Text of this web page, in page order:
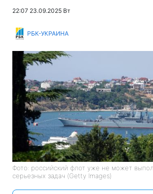
22:07 23.09.2025 Вт
РБК-УКРАИНА
Фото: российский флот уже не может
серьезных задач (Getty Images)